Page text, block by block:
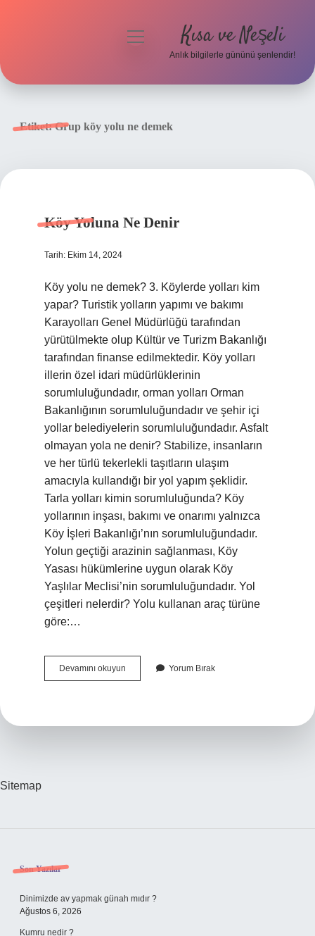
menüyü
Kısa ve Neşeli
Anlık bilgilerle gününü şenlendir!
Etiket:Grup köy yolu ne demek
Köy Yoluna Ne Denir
Tarih: Ekim 14, 2024
Köy yolu ne demek? 3. Köylerde yolları kim
yapar? Turistik yolların yapımı ve bakımı
Karayolları Genel Müdürlüğü tarafından
yürütülmekte olup Kültür ve Turizm Bakanlığı
tarafından finanse edilmektedir. Köy yolları
illerin özel idari müdürlüklerinin
sorumluluğundadır, orman yolları Orman
Bakanlığının sorumluluğundadır ve şehir içi
yollar belediyelerin sorumluluğundadır. Asfalt
olmayan yola ne denir? Stabilize, insanların
ve her türlü tekerlekli taşıtların ulaşım
amacıyla kullandığı bir yol yapım şeklidir.
Tarla yolları kimin sorumluluğunda? Köy
yollarının inşası, bakımı ve onarımı yalnızca
Köy İşleri Bakanlığı’nın sorumluluğundadır.
Yolun geçtiği arazinin sağlanması, Köy
Yasası hükümlerine uygun olarak Köy
Yaşlılar Meclisi’nin sorumluluğundadır. Yol
çeşitleri nelerdir? Yolu kullanan araç türüne
göre:…
Devamını okuyun
Yoluna
Yorum Bırak
Sitemap
Sidebar
Son Yazılar
Dinimizde av yapmak günah mıdır ?
Ağustos 6, 2026
Kumru nedir ?